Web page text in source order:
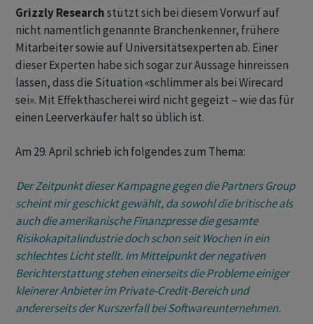
Grizzly Researchstützt sich bei diesem Vorwurf auf
nicht namentlich genannte Branchenkenner, frühere
Mitarbeiter sowie auf Universitätsexperten ab. Einer
dieser Experten habe sich sogar zur Aussage hinreissen
lassen, dass die Situation «schlimmer als bei Wirecard
sei». Mit Effekthascherei wird nicht gegeizt – wie das für
einen Leerverkäufer halt so üblich ist.
Am 29. April schrieb ich folgendes zum Thema:
Der Zeitpunkt dieser Kampagne gegen die Partners Group
scheint mir geschickt gewählt, da sowohl die britische als
auch die amerikanische Finanzpresse die gesamte
Risikokapitalindustrie doch schon seit Wochen in ein
schlechtes Licht stellt. Im Mittelpunkt der negativen
Berichterstattung stehen einerseits die Probleme einiger
kleinerer Anbieter im Private-Credit-Bereich und
andererseits der Kurszerfall bei Softwareunternehmen.